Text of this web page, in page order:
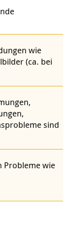
wie
(ca. bei
sind
Probleme wie